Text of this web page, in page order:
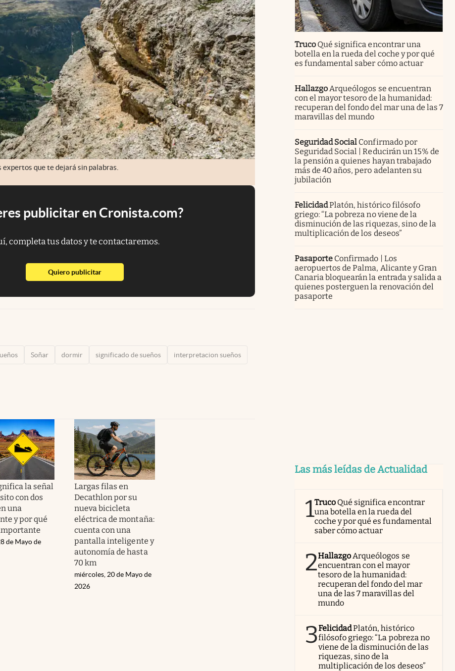
que te dejará sin palabras.
publicitar en Cronista.com?
completa tus datos y te contactaremos.
Quiero publicitarabre en nueva pestaña
Soñar dormir significado de sueños interpretacion sueños
la señal
con dos
una
y por qué
de Mayo de
Largas filas en
Decathlon por su
nueva bicicleta
eléctrica de montaña:
cuenta con una
pantalla inteligente y
autonomía de hasta
70 km
miércoles, 20 de Mayo de
2026
Truco Qué significa encontrar una
botella en la rueda del coche y por qué
es fundamental saber cómo actuar
HallazgoArqueólogos se encuentran
con el mayor tesoro de la humanidad:
recuperan del fondo del mar una de las 7
maravillas del mundo
Seguridad Social Confirmado por
Seguridad Social | Reducirán un 15% de
la pensión a quienes hayan trabajado
más de 40 años, pero adelanten su
jubilación
FelicidadPlatón, histórico filósofo
griego: “La pobreza no viene de la
disminución de las riquezas, sino de la
multiplicación de los deseos”
Pasaporte Confirmado | Los
aeropuertos de Palma, Alicante y Gran
Canaria bloquearán la entrada y salida a
quienes posterguen la renovación del
pasaporte
Las más leídas de Actualidad
1Truco Qué significa encontrar
una botella en la rueda del
coche y por qué es fundamental
saber cómo actuar
2HallazgoArqueólogos se
encuentran con el mayor
tesoro de la humanidad:
recuperan del fondo del mar
una de las 7 maravillas del
mundo
3FelicidadPlatón, histórico
filósofo griego: “La pobreza no
viene de la disminución de las
riquezas, sino de la
multiplicación de los deseos”